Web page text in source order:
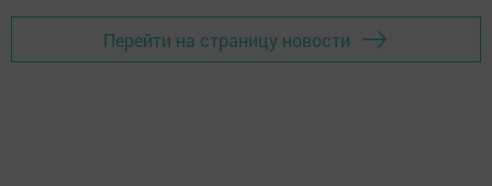
Перейти на страницу новости